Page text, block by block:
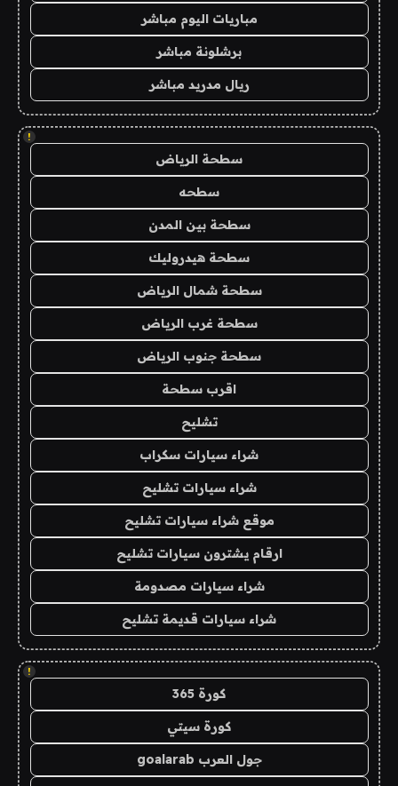
مباريات اليوم مباشر
برشلونة مباشر
ريال مدريد مباشر
!
سطحة الرياض
سطحه
سطحة بين المدن
سطحة هيدروليك
سطحة شمال الرياض
سطحة غرب الرياض
سطحة جنوب الرياض
اقرب سطحة
تشليح
شراء سيارات سكراب
شراء سيارات تشليح
موقع شراء سيارات تشليح
ارقام يشترون سيارات تشليح
شراء سيارات مصدومة
شراء سيارات قديمة تشليح
!
كورة 365
كورة سيتي
جول العرب goalarab